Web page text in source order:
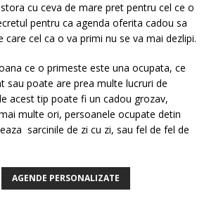
cu ceva de mare pret pentru cel ce o
pentru ca agenda oferita cadou sa
care cel ca o va primi nu se va mai dezlipi.
ce o primeste este una ocupata, ce
sau poate are prea multe lucruri de
acest tip poate fi un cadou grozav,
multe ori, persoanele ocupate detin
sarcinile de zi cu zi, sau fel de fel de
AGENDE PERSONALIZATE